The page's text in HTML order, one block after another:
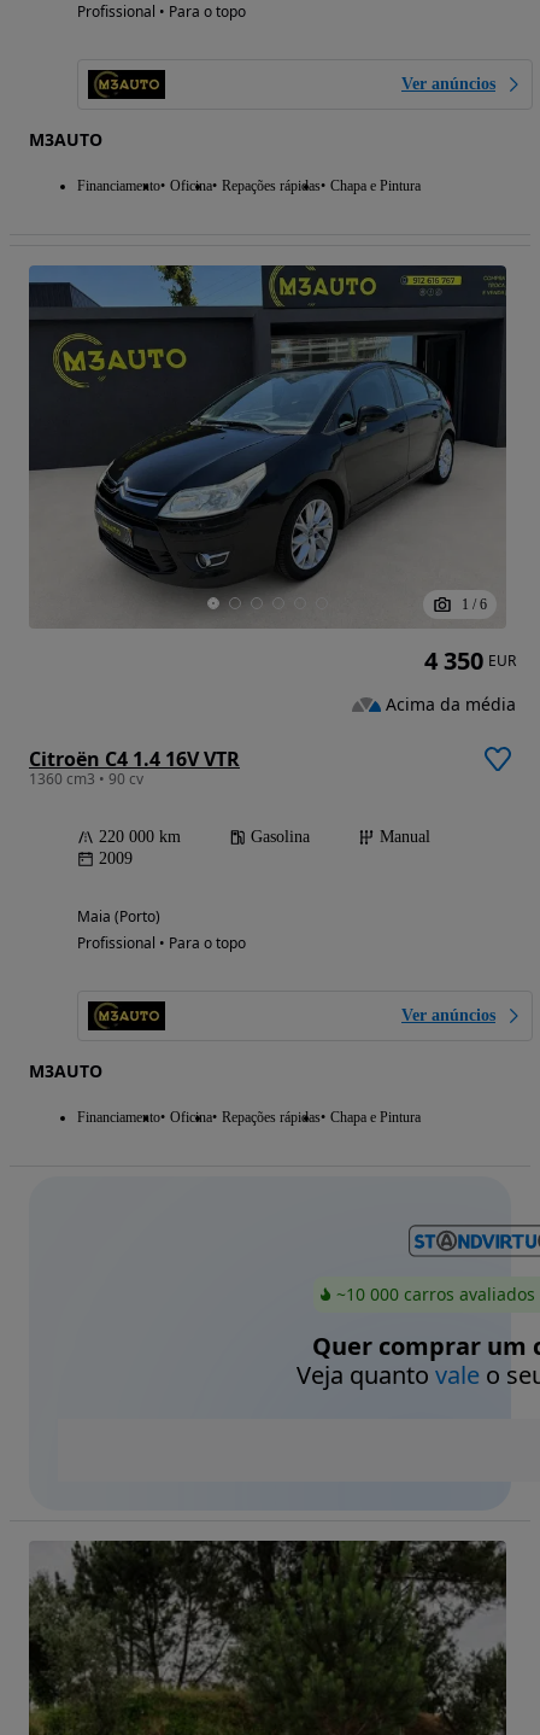
Profissional • Para o topo
Ver anúncios
M3AUTO
Financiamento Oficina Repações rápidas Chapa e Pintura
1 / 6
Citroën C4 1.4 16V VTR
1360 cm3 • 90 cv
220 000 km Gasolina
Manual
2009
Maia (Porto)
Profissional • Para o topo
Ver anúncios
M3AUTO
Financiamento Oficina Repações rápidas Chapa e Pintura
4 350 EUR
Acima da média
~10 000 carros
Quer comprar um
Veja quanto valeo